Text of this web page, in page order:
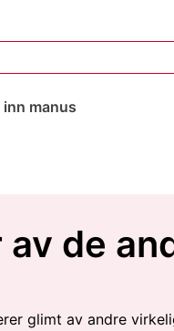
inn manus
de
glimt av andre